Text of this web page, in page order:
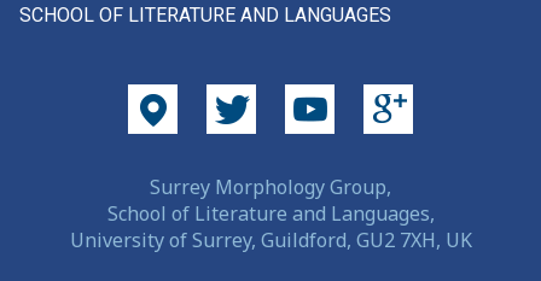
ложь
ломать
SCHOOL OF LITERATURE AND LANGUAGES
Surrey Morphology Group,
School of Literature and Languages,
University of Surrey, Guildford, GU2 7XH, UK